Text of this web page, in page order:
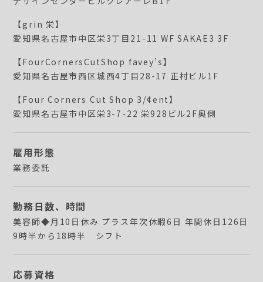
【grin 栄】
愛知県名古屋市中区栄3丁目21-11 WF SAKAE3 3F
【FourCornersCutShop favey’s】
愛知県名古屋市西区城西4丁目28-17 正村ビル1F
【Four Corners Cut Shop 3/¢ent】
愛知県名古屋市中区栄3-7-22 栄928ビル2F奥側
雇用形態
業務委託
勤務日数、時間
美容師◆月10日休み プラス年次休暇6日 年間休日126日
9時半から18時半 シフト
応募資格